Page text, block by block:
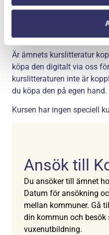
Utbildningen är berättigad
Studiestödsnämnden
Kurslitteratur
Är ämnets kurslitteratur
köpa den digitalt via oss
kurslitteraturen inte är
du köpa den på egen hand.
Kursen har ingen speciell
Ansök till
Du ansöker till ämnet
Datum för ansökning
mellan kommuner. Gå
din kommun och besök
vuxenutbildning.